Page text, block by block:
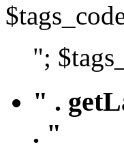
";
" .
. "